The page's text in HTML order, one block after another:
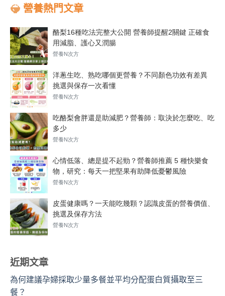
營養熱門文章
近期文章
為何建議孕婦採取少量多餐並平均分配蛋白質攝取至三
餐？